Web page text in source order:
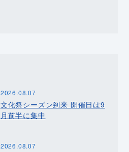
2026.08.07
文化祭シーズン到来 開催日は9
月前半に集中
2026.08.07